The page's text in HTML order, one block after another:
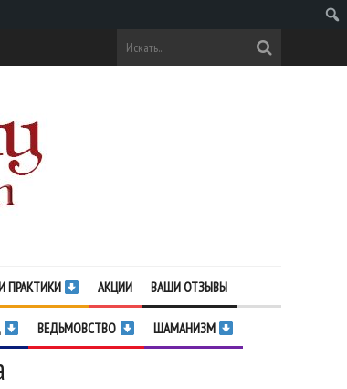
ПРАКТИКИ АКЦИИ ВАШИ ОТЗЫВЫ
ВЕДЬМОВСТВО ШАМАНИЗМ